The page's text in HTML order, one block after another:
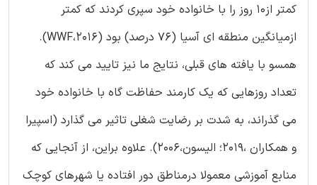
کمتر از10 روز را با خانواده خود سپری کردند که کمتر
ازمیانگین منطقه ای آسیا (76 درصد) بود (WWF،2016).
همسو با یافته های قبلی، نتایج ما نیز تایید می کند که
تعداد روزهایی که یک کارمند حفاظت گاه با خانواده خود
می گذراند، به شدت بر رضایت شغلی تاثیر می گذارد (اسپیرا
و همکاران ،2019؛ الیسون،2006). علاوه براین، از آنجایی که
منابع آموزشی معمولا درمناطق دور افتاده یا شهرهای کوچک